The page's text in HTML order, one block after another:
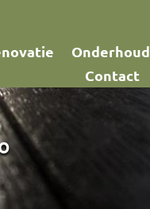
Onderhoud
Contact